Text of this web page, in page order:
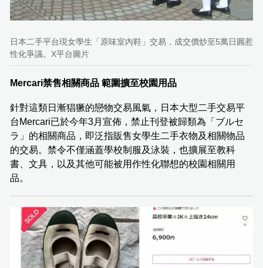
日本二手平台現女學生「原味室內鞋」交易，成交價炒至5萬日圓惹
性化爭議。X平台圖片
Mercari禁售相關商品 範圍擴至校園用品
針對這類日漸猖獗的戀物交易風氣，日本大型二手交易平
台Mercari已於今年3月宣佈，禁止刊登被歸類為「ブルセ
ラ」的相關商品，即泛指販售女學生二手衣物及相關物品
的交易。禁令不僅涵蓋學校制服及泳裝，也擴展至教科
書、文具，以及其他可能被用作性化聯想的校園相關用
品。